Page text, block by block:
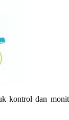
kontrol dan